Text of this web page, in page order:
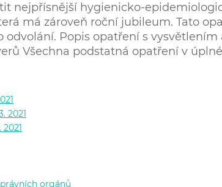
nejpřísnější hygienicko-
má zároveň roční jubileum. Tato
odvolání. Popis opatření s vysvětlením
Všechna podstatná opatření v
2021
orgánů